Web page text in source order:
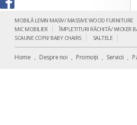
MOBILĂ LEMN MASIV/ MASSIVE WOOD FURNITURE
MIC MOBILIER
ÎMPLETITURI RĂCHITĂ/ WICKER
SCAUNE COPII/ BABY CHAIRS
SALTELE
Home Despre noi Promoții Servicii